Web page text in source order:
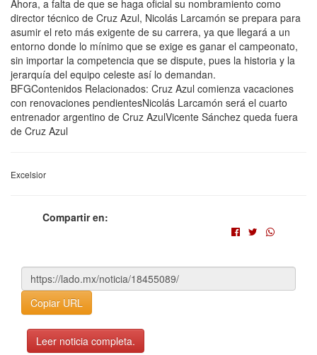
Ahora, a falta de que se haga oficial su nombramiento como
director técnico de Cruz Azul, Nicolás Larcamón se prepara para
asumir el reto más exigente de su carrera, ya que llegará a un
entorno donde lo mínimo que se exige es ganar el campeonato,
sin importar la competencia que se dispute, pues la historia y la
jerarquía del equipo celeste así lo demandan.
BFGContenidos Relacionados: Cruz Azul comienza vacaciones
con renovaciones pendientesNicolás Larcamón será el cuarto
entrenador argentino de Cruz AzulVicente Sánchez queda fuera
de Cruz Azul
Excelsior
Compartir en:
Copiar URL
Leer noticia completa.